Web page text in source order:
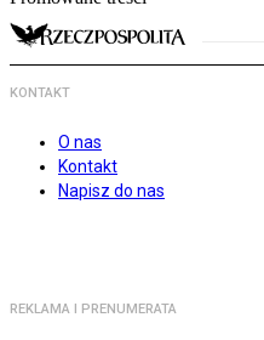
KONTAKT
O nas
Kontakt
Napisz do nas
REKLAMA I PRENUMERATA